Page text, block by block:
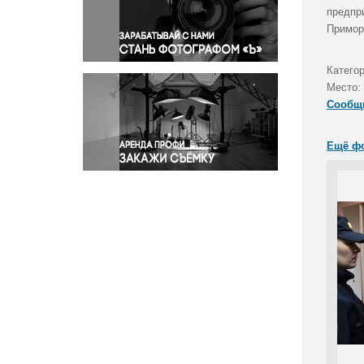
Правосудие
Происшествия и конфликты
Религия
Светская жизнь
Спорт
Экология
Экономика и бизнес
Место:
Ещё